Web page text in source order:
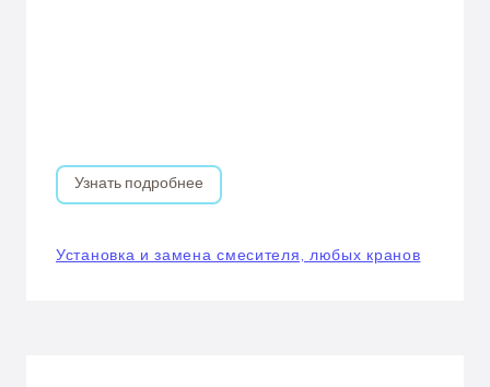
Узнать подробнее
Установка и замена смесителя, любых кранов